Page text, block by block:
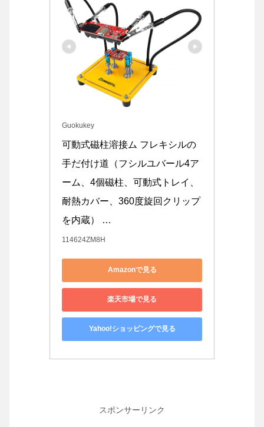
Guokukey
可動式磁柱溶接ム フレキシルの
手だ付け道（フシルユバール4ア
ーム、4個磁柱、可動式トレイ、
耐熱カバー、360度旋回クリップ
を内蔵） …
114624ZM8H
Amazonで見る
楽天市場で見る
Yahoo!ショッピングで見る
スポンサーリンク